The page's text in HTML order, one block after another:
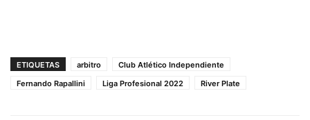
ETIQUETAS arbitro
Club Atlético Independiente
Fernando Rapallini
Liga Profesional 2022 River Plate